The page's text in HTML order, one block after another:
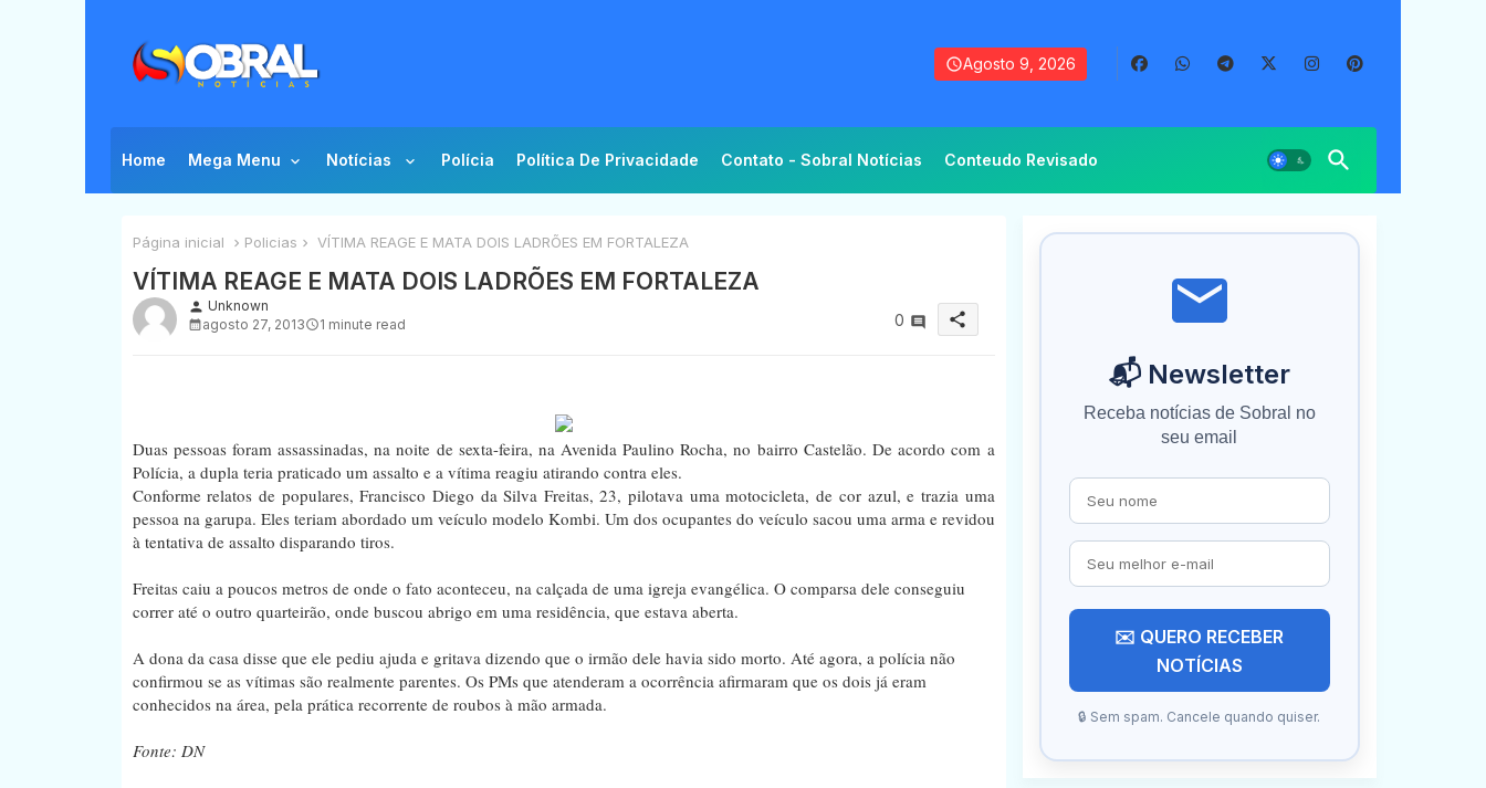
Agosto 9, 2026
Home Mega Menu Notícias Polícia Política De Privacidade Contato - Sobral Notícias Conteudo Revisado
Página inicial Policias VÍTIMA REAGE E MATA DOIS LADRÕES EM FORTALEZA
VÍTIMA REAGE E MATA DOIS LADRÕES EM FORTALEZA
person Unknown
agosto 27, 2013
1 minute read 0 share
Duas pessoas foram assassinadas, na noite de sexta-feira, na Avenida Paulino Rocha, no bairro Castelão. De acordo com a
Polícia, a dupla teria praticado um assalto e a vítima reagiu atirando contra eles.
Conforme relatos de populares, Francisco Diego da Silva Freitas, 23, pilotava uma motocicleta, de cor azul, e trazia uma
pessoa na garupa. Eles teriam abordado um veículo modelo Kombi. Um dos ocupantes do veículo sacou uma arma e revidou
à tentativa de assalto disparando tiros.
Freitas caiu a poucos metros de onde o fato aconteceu, na calçada de uma igreja evangélica. O comparsa dele conseguiu
correr até o outro quarteirão, onde buscou abrigo em uma residência, que estava aberta.
A dona da casa disse que ele pediu ajuda e gritava dizendo que o irmão dele havia sido morto. Até agora, a polícia não
confirmou se as vítimas são realmente parentes. Os PMs que atenderam a ocorrência afirmaram que os dois já eram
conhecidos na área, pela prática recorrente de roubos à mão armada.
Fonte: DN
📬 Newsletter
Receba notícias de Sobral no
seu email
✉️ QUERO RECEBER
NOTÍCIAS
🔒 Sem spam. Cancele quando quiser.